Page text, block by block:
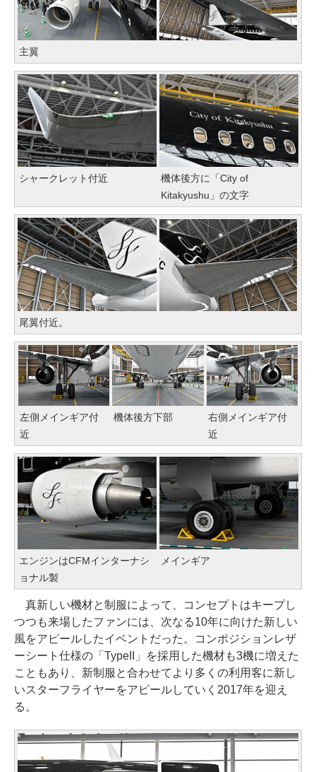
主翼
シャークレット付近
機体後方に「City of
Kitakyushu」の文字
尾翼付近。
左側メインギア付
近
機体後方下部
右側メインギア付
近
エンジンはCFMインターナシ
ョナル製
メインギア
真新しい機材と制服によって、コンセプトはキープし
つつも来場したファンには、次なる10年に向けた新しい
風をアピールしたイベントだった。コンポジションレザ
ーシート仕様の「TypeII」を採用した機材も3機に増えた
こともあり、新制服と合わせてより多くの利用客に新し
いスターフライヤーをアピールしていく2017年を迎え
る。